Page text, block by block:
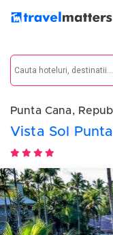
Punta Cana,
Vista Sol